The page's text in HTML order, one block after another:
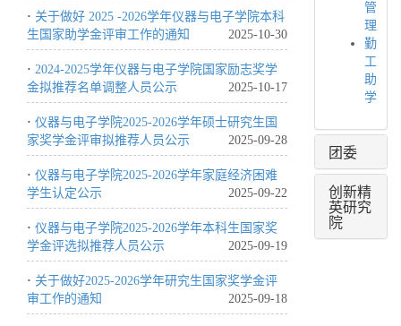
· 关于做好 2025 -2026学年仪器与电子学院本科
生国家助学金评审工作的通知
2025-10-30
· 2024-2025学年仪器与电子学院国家励志奖学
金拟推荐名单调整人员公示
2025-10-17
· 仪器与电子学院2025-2026学年硕士研究生国
家奖学金评审拟推荐人员公示
2025-09-28
· 仪器与电子学院2025-2026学年家庭经济困难
学生认定公示
2025-09-22
· 仪器与电子学院2025-2026学年本科生国家奖
学金评选拟推荐人员公示
2025-09-19
· 关于做好2025-2026学年研究生国家奖学金评
审工作的通知
2025-09-18
管
理
勤
工
助
学
团委
创新精
英研究
院